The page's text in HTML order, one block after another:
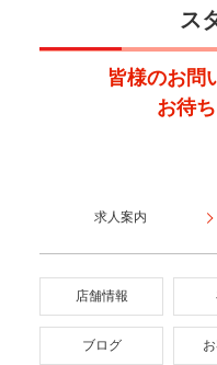
ス
皆様のお問
お待
求人案内
店舗情報
ブログ